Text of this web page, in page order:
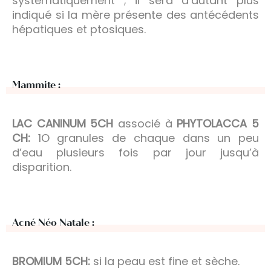
indiqué si la mère présente des antécédents
hépatiques et ptosiques.
Mammite :
LAC CANINUM 5CH associé à PHYTOLACCA 5
CH: 1O granules de chaque dans un peu
d’eau plusieurs fois par jour jusqu’à
disparition.
Acné Néo Natale :
BROMIUM 5CH: si la peau est fine et sèche.